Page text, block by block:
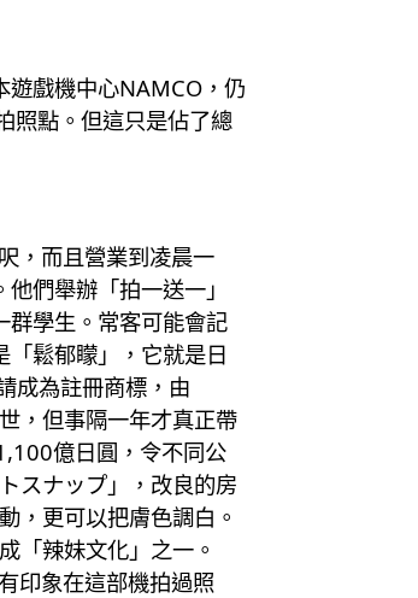
遊戲機中心NAMCO，仍
照點。但這只是佔了總
，而且營業到凌晨一
們舉辦「拍一送一」
群學生。常客可能會記
鬆郁矇」，它就是日
成為註冊商標，由
，但事隔一年才真正帶
億日圓，令不同公
スナップ」，改良的房
，更可以把膚色調白。
「辣妹文化」之一。
印象在這部機拍過照